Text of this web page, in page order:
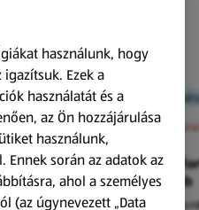
tart
tampon,
Amíg a
XXL
54 darab
54
használunk, hogy
igazítsuk. Ezek a
használatát és a
az Ön hozzájárulása
használunk,
Ennek során az adatok az
ahol a személyes
(az úgynevezett „Data